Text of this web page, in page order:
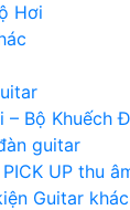
Hơi
– Bộ Khuếch
guitar
PICK UP thu
Guitar khác